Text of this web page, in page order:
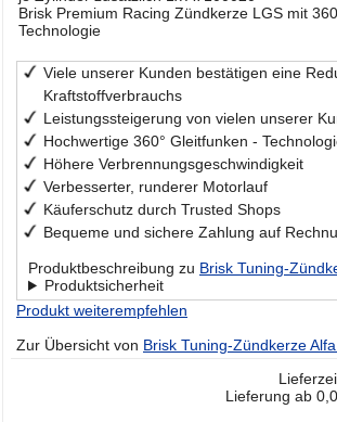
Brisk Premium Racing Zündkerze LGS mit
Technologie
Viele unserer Kunden bestätigen eine
Kraftstoffverbrauchs
Leistungssteigerung von vielen unserer
Hochwertige 360° Gleitfunken -
Höhere Verbrennungsgeschwindigkeit
Verbesserter, runderer Motorlauf
Käuferschutz durch Trusted Shops
Bequeme und sichere Zahlung auf
Produktbeschreibung zu Brisk Tuning-
Produktsicherheit
Produkt weiterempfehlen
Zur Übersicht von Brisk Tuning-Zündkerze
Lieferung ab